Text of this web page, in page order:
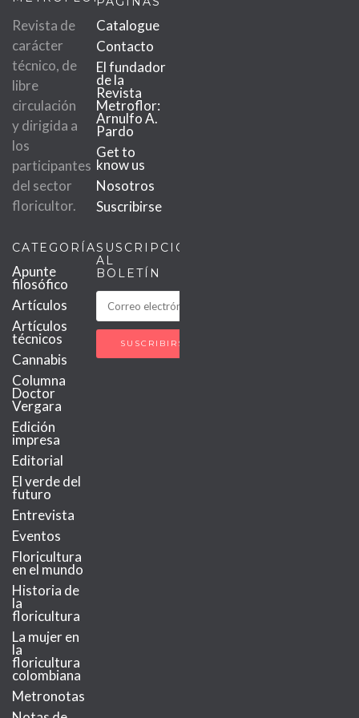
Revista de
carácter
técnico, de
libre
circulación
y dirigida a
los
participantes
del sector
floricultor.
Catalogue
Contacto
El fundador
de la
Revista
Metroflor:
Arnulfo A.
Pardo
Get to
know us
Nosotros
Suscribirse
CATEGORÍAS
Apunte
filosófico
Artículos
Artículos
técnicos
Cannabis
Columna
Doctor
Vergara
Edición
impresa
Editorial
El verde del
futuro
Entrevista
Eventos
Floricultura
en el mundo
Historia de
la
floricultura
La mujer en
la
floricultura
colombiana
Metronotas
SUSCRIPCIÓN
AL
BOLETÍN